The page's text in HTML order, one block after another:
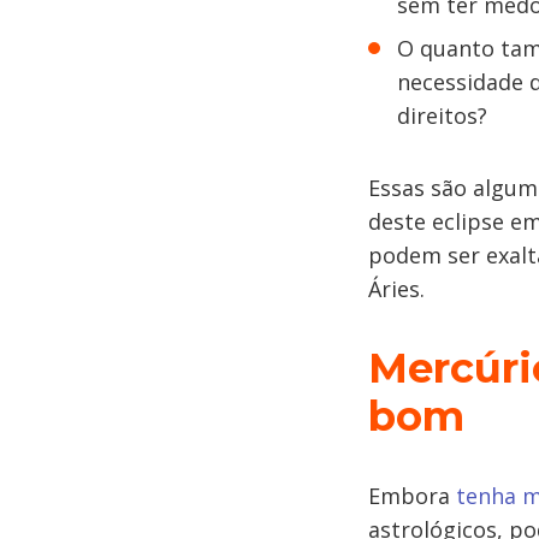
O quanto
necessidade
direitos?
Essas são
deste eclipse
podem ser
Áries.
bom
Embora tenha
astrológicos,